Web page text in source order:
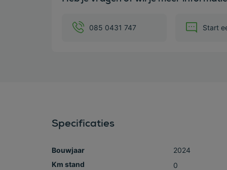
085 0431 747 Start
Specificaties
Bouwjaar
2024
0